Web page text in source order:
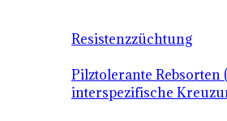
Resistenzzüchtung
Pilztolerante Rebsorten
interspezifische